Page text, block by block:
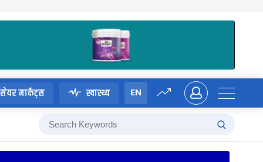
सेयर मार्केट्स स्वास्थ्य EN